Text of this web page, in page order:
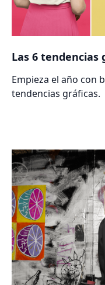
Las 6 tendencias
Empieza el año con
tendencias gráficas.